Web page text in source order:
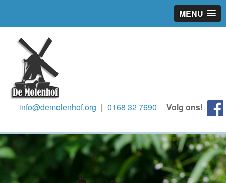
MENU
info@demolenhof.org | 0168 32 7690 Volg ons!